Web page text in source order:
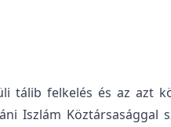
tálib felkelés és az
Iszlám